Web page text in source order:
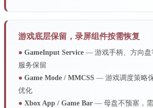
游戏底层保留，录屏组件按需恢复
● GameInput Service — 游戏手柄、方向盘
服务保留
● Game Mode / MMCSS — 游戏调度策略
优化
● Xbox App / Game Bar — 母盘不预塞，需